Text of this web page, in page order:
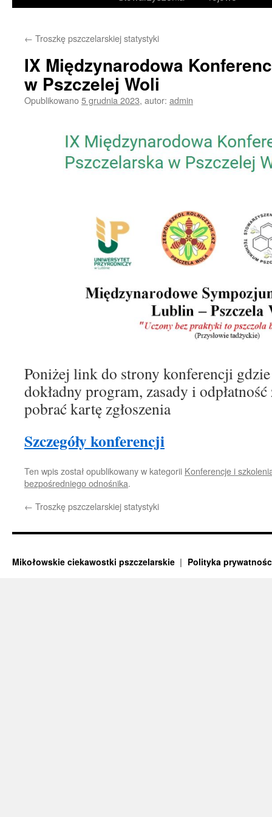
← Troszkę pszczelarskiej statystyki
IX Międzynarodowa
w Pszczelej Woli
Opublikowano5 grudnia 2023, autor: admin
Poniżej link do strony konferencji
dokładny program, zasady i
pobrać kartę zgłoszenia
Szczegóły konferencji
Ten wpis został opublikowany w kategorii Konferencje i
bezpośredniego odnośnika.
← Troszkę pszczelarskiej statystyki
Mikołowskie ciekawostki pszczelarskie Polityka